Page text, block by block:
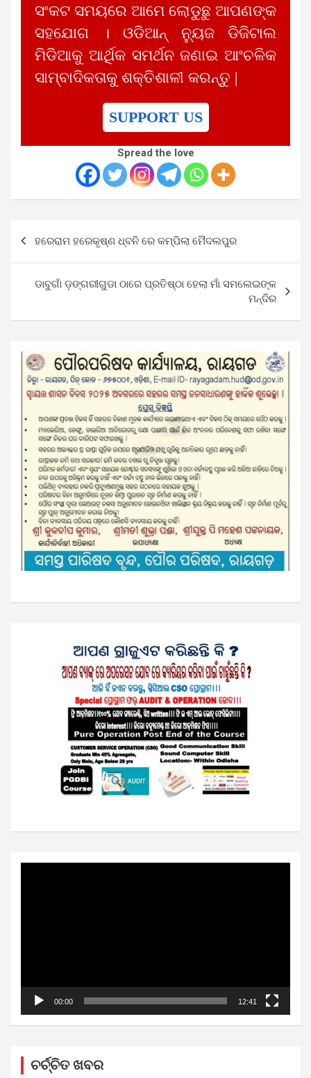
ସଂକଟ ସମୟରେ ଆମେ ଲୋଡୁଛୁ ଆପଣଙ୍କ
ସହଯୋଗ । ଓଡିଆନ୍ ନ୍ୟୁଜ ଡିଜିଟାଲ
ମିଡିଆକୁ ଆର୍ଥିକ ସମର୍ଥନ ଜଣାଇ ଆଂଚଳିକ
ସାମ୍ବାଦିକତାକୁ ଶକ୍ତିଶାଳୀ କରନ୍ତୁ |
SUPPORT US
Spread the love
ହରେରାମ ହରେକୃଷ୍ଣ ଧ୍ବନି ରେ କମ୍ପିଲା ମୈଦଲପୁର
ଡାବୁଗାଁ ଡ଼ଙ୍ଗରୀଗୁଡା ଠାରେ ପ୍ରତିଷ୍ଠା ହେଲା ମାଁ ସମଲେଇଙ୍କ
ମନ୍ଦିର
00:00 12:41
ଚର୍ଚ୍ଚିତ ଖବର